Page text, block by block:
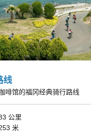
线
啡馆的福冈经典骑行路线
公里
米